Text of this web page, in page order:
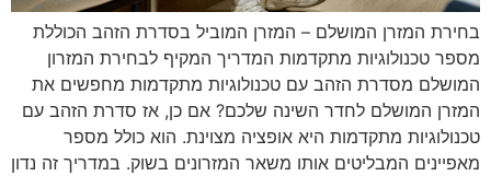
בחירת המזרן המושלם – המזרן המוביל בסדרת הזהב הכוללת
מספר טכנולוגיות מתקדמות המדריך המקיף לבחירת המזרון
המושלם מסדרת הזהב עם טכנולוגיות מתקדמות מחפשים את
המזרן המושלם לחדר השינה שלכם? אם כן, אז סדרת הזהב עם
טכנולוגיות מתקדמות היא אופציה מצוינת. הוא כולל מספר
מאפיינים המבליטים אותו משאר המזרונים בשוק. במדריך זה נדון